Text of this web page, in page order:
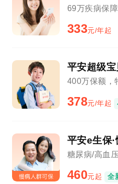
69万疾病保
333元/年起
平安超级
378元/年起
平安e生保·
460元起 全